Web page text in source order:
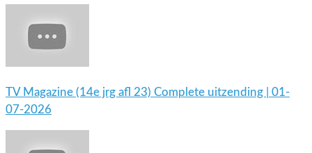
TV Magazine (14e jrg afl 23) Complete uitzending | 01-
07-2026